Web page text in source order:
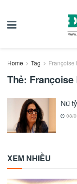
Home Tag Françoise
Thẻ:
Nữ
08/
XEM NHIỀU